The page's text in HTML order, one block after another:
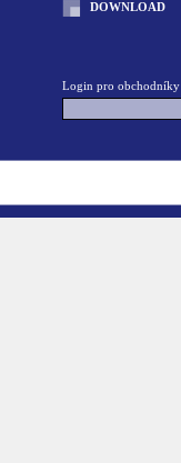
DOWNLOAD
Login pro obchodníky